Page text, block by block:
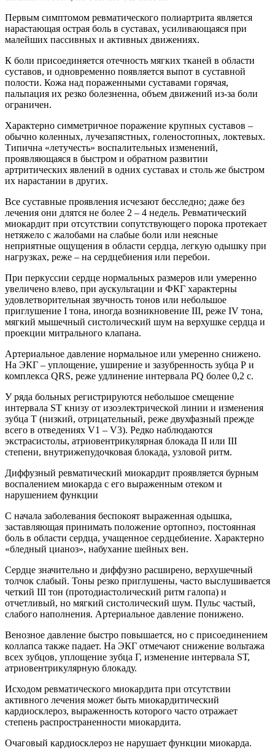
Первым симптомом ревматического полиартрита является
нарастающая острая боль в суставах, усиливающаяся при
малейших пассивных и активных движениях.
К боли присоединяется отечность мягких тканей в области
суставов, и одновременно появляется выпот в суставной
полости. Кожа над пораженными суставами горячая,
пальпация их резко болезненна, объем движений из-за боли
ограничен.
Характерно симметричное поражение крупных суставов –
обычно коленных, лучезапястных, голеностопных, локтевых.
Типична «летучесть» воспалительных изменений,
проявляющаяся в быстром и обратном развитии
артритических явлений в одних суставах и столь же быстром
их нарастании в других.
Все суставные проявления исчезают бесследно; даже без
лечения они длятся не более 2 – 4 недель. Ревматический
миокардит при отсутствии сопутствующего порока протекает
нетяжело с жалобами на слабые боли или неясные
неприятные ощущения в области сердца, легкую одышку при
нагрузках, реже – на сердцебиения или перебои.
При перкуссии сердце нормальных размеров или умеренно
увеличено влево, при аускультации и ФКГ характерны
удовлетворительная звучность тонов или небольшое
приглушение I тона, иногда возникновение III, реже IV тона,
мягкий мышечный систолический шум на верхушке сердца и
проекции митрального клапана.
Артериальное давление нормальное или умеренно снижено.
На ЭКГ – уплощение, уширение и зазубренность зубца Р и
комплекса QRS, реже удлинение интервала РQ более 0,2 с.
У ряда больных регистрируются небольшое смещение
интервала SТ книзу от изоэлектрической линии и изменения
зубца Т (низкий, отрицательный, реже двухфазный прежде
всего в отведениях V1 – V3). Редко наблюдаются
экстрасистолы, атриовентрикулярная блокада II или III
степени, внутрижепудочковая блокада, узловой ритм.
Диффузный ревматический миокардит проявляется бурным
воспалением миокарда с его выраженным отеком и
нарушением функции
С начала заболевания беспокоят выраженная одышка,
заставляющая принимать положение ортопноэ, постоянная
боль в области сердца, учащенное сердцебиение. Характерно
«бледный цианоз», набухание шейных вен.
Сердце значительно и диффузно расширено, верхушечный
толчок слабый. Тоны резко приглушены, часто выслушивается
четкий III тон (протодиастолический ритм галопа) и
отчетливый, но мягкий систолический шум. Пульс частый,
слабого наполнения. Артериальное давление понижено.
Венозное давление быстро повышается, но с присоединением
коллапса также падает. На ЭКГ отмечают снижение вольтажа
всех зубцов, уплощение зубца Г, изменение интервала SТ,
атриовентрикулярную блокаду.
Исходом ревматического миокардита при отсутствии
активного лечения может быть миокардитический
кардиосклероз, выраженность которого часто отражает
степень распространенности миокардита.
Очаговый кардиосклероз не нарушает функции миокарда.